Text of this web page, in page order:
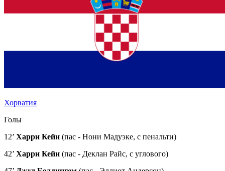
Хорватия
Голы
12’ Харри Кейн (пас - Нони Мадуэке, с пенальти)
42’ Харри Кейн (пас - Деклан Райс, с углового)